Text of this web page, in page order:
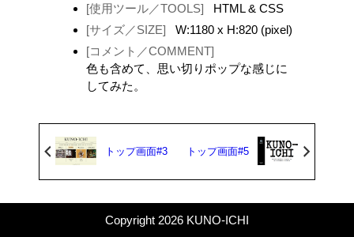
[使用ツール／TOOLS]
HTML & CSS
[サイズ／SIZE]
W:1180 x H:820 (pixel)
[コメント／COMMENT]
色も含めて、思い切りポップな感じに
してみた。
トップ画面#3 トップ画面#5
Copyright 2026 KUNO-ICHI